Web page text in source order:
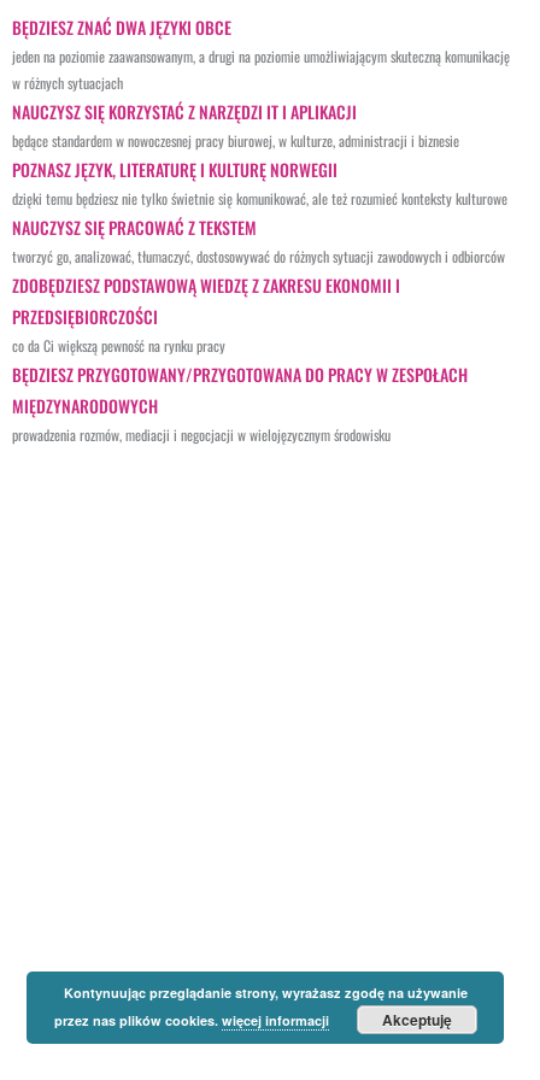
BĘDZIESZ ZNAĆ DWA JĘZYKI OBCE
jeden na poziomie zaawansowanym, a drugi na poziomie umożliwiającym skuteczną komunikację
w różnych sytuacjach
NAUCZYSZ SIĘ KORZYSTAĆ Z NARZĘDZI IT I APLIKACJI
będące standardem w nowoczesnej pracy biurowej, w kulturze, administracji i biznesie
POZNASZ JĘZYK, LITERATURĘ I KULTURĘ NORWEGII
dzięki temu będziesz nie tylko świetnie się komunikować, ale też rozumieć konteksty kulturowe
NAUCZYSZ SIĘ PRACOWAĆ Z TEKSTEM
tworzyć go, analizować, tłumaczyć, dostosowywać do różnych sytuacji zawodowych i odbiorców
ZDOBĘDZIESZ PODSTAWOWĄ WIEDZĘ Z ZAKRESU EKONOMII I
PRZEDSIĘBIORCZOŚCI
co da Ci większą pewność na rynku pracy
BĘDZIESZ PRZYGOTOWANY/PRZYGOTOWANA DO PRACY W ZESPOŁACH
MIĘDZYNARODOWYCH
prowadzenia rozmów, mediacji i negocjacji w wielojęzycznym środowisku
Kontynuując przeglądanie strony, wyrażasz zgodę na używanie
przez nas plików cookies. więcej informacji Akceptuję